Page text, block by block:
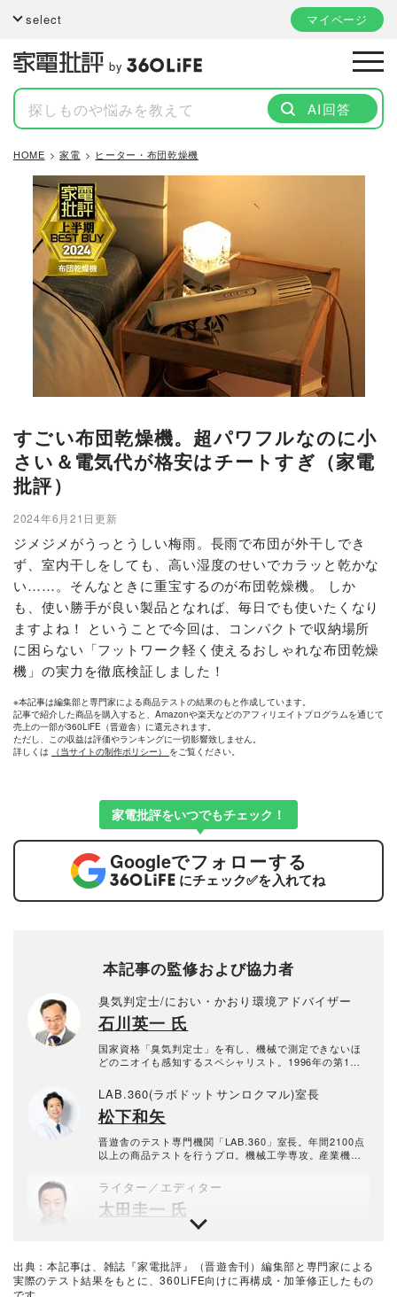
select マイページ
by
AI回答
HOME 家電 ヒーター・布団乾燥機
すごい布団乾燥機。超パワフルなのに小
さい＆電気代が格安はチートすぎ（家電
批評）
2024年6月21日更新
ジメジメがうっとうしい梅雨。長雨で布団が外干しでき
ず、室内干しをしても、高い湿度のせいでカラッと乾かな
い……。そんなときに重宝するのが布団乾燥機。 しか
も、使い勝手が良い製品となれば、毎日でも使いたくなり
ますよね！ ということで今回は、コンパクトで収納場所
に困らない「フットワーク軽く使えるおしゃれな布団乾燥
機」の実力を徹底検証しました！
※本記事は編集部と専門家による商品テストの結果のもと作成しています。
記事で紹介した商品を購入すると、Amazonや楽天などのアフィリエイトプログラムを通じて
売上の一部が360LiFE（晋遊舎）に還元されます。
ただし、この収益は評価やランキングに一切影響致しません。
詳しくは
（当サイトの制作ポリシー） をご覧ください。
家電批評をいつでもチェック！
Googleでフォローする
にチェック✅を入れてね
本記事の監修および協力者
臭気判定士/におい・かおり環境アドバイザー
石川英一 氏
国家資格「臭気判定士」を有し、機械で測定できないほ
どのニオイも感知するスペシャリスト。1996年の第1回
さない個人の臭気判定士として活動中。臭気判定士とし
て10年以上のキャリアを持つ。
LAB.360(ラボドットサンロクマル)室長
松下和矢
晋遊舎のテスト専門機関「LAB.360」室長。年間2100点
以上の商品テストを行うプロ。機械工学専攻。産業機械
を経て、民間の試験機関で多くの商品テストに従事。テ
スト方法の立案から試験デザイン、試験装置の製作、テ
スト実施まで一貫した商品テストを手がける。日用雑貨
品や家電製品が専門。テスト方法の妥当性を担保しつ
つ、誰が見ても一目で結果が分かるビジュアル性を伴う
ライター／エディター
太田圭一 氏
デジタルカメラ黎明期から専門誌に携わり、その経験か
タルカメラ系ムックにも寄稿。
家電批評編集部 副編集長
出典：本記事は、雑誌『家電批評』（晋遊舎刊）編集部と専門家による
実際のテスト結果をもとに、360LiFE向けに再構成・加筆修正したもの
です。